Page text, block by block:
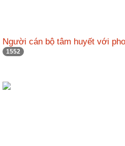
Người cán bộ tâm huyết với
1552